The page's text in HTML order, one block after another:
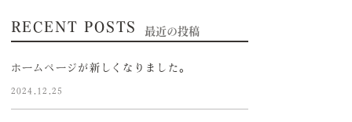
RECENT POSTS 最近の投稿
ホームページが新しくなりました。
2024.12.25